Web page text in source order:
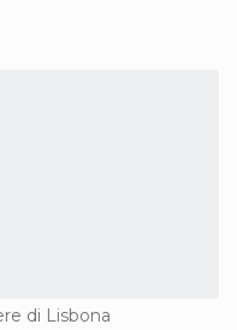
di Lisbona